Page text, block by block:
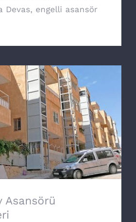
Devas, engelli asansör
Asansörü Teknolojileri
Asansörü